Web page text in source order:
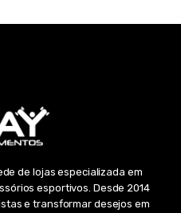
de lojas especializada em
esportivos. Desde 2014
e transformar desejos em